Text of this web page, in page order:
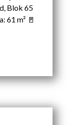
Blok 65
61 m² 🚪